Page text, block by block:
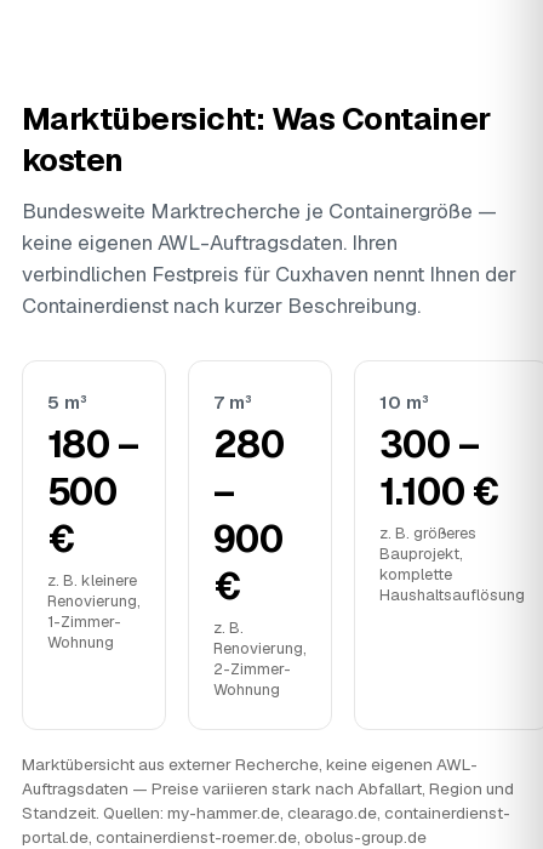
Marktübersicht: Was Container
kosten
Bundesweite Marktrecherche je Containergröße —
keine eigenen AWL-Auftragsdaten. Ihren
verbindlichen Festpreis für Cuxhaven nennt Ihnen der
Containerdienst nach kurzer Beschreibung.
5 m³
180 –
500
€
z. B. kleinere
Renovierung,
1-Zimmer-
Wohnung
7 m³
280
–
900
€
z. B.
Renovierung,
2-Zimmer-
Wohnung
10 m³
300 –
1.100 €
z. B. größeres
Bauprojekt,
komplette
Haushaltsauflösung
Marktübersicht aus externer Recherche, keine eigenen AWL-
Auftragsdaten — Preise variieren stark nach Abfallart, Region und
Standzeit. Quellen: my-hammer.de, clearago.de, containerdienst-
portal.de, containerdienst-roemer.de, obolus-group.de